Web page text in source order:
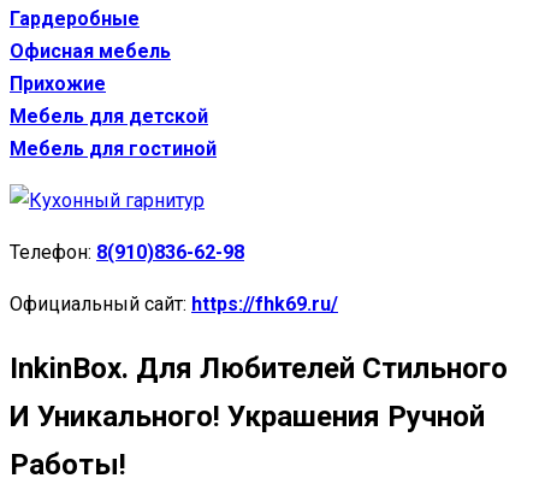
Гардеробные
Офисная мебель
Прихожие
Мебель для детской
Мебель для гостиной
Телефон: 8(910)836-62-98
Официальный сайт: https://fhk69.ru/
InkinBox. Для Любителей Стильного
И Уникального! Украшения Ручной
Работы!